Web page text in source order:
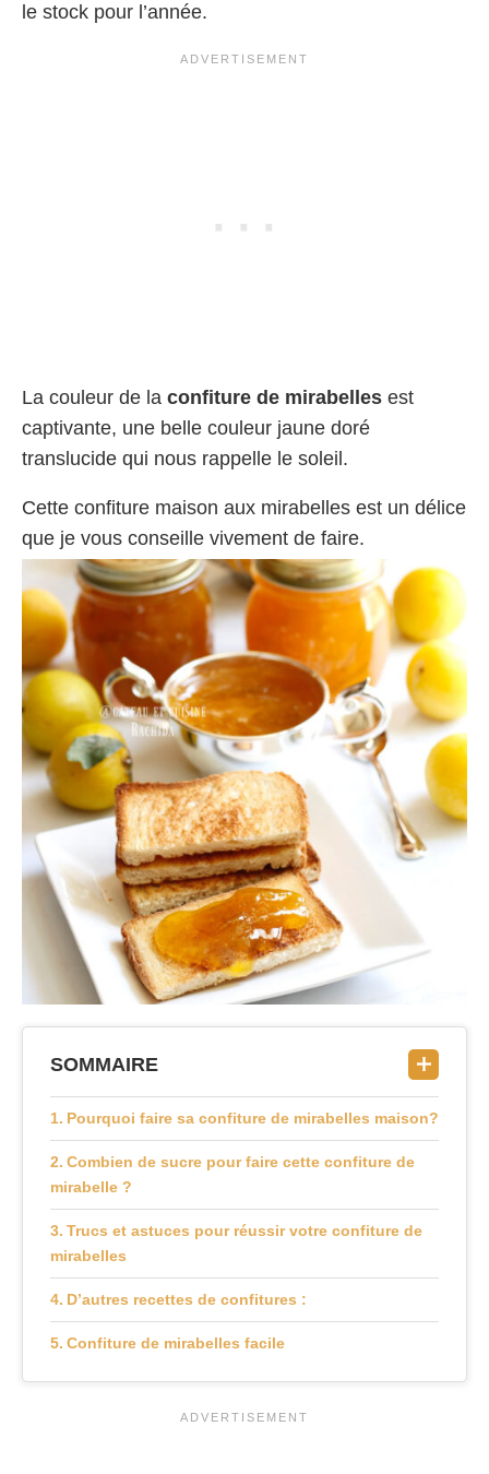
le stock pour l’année.
La couleur de la confiture de mirabelles est
captivante, une belle couleur jaune doré
translucide qui nous rappelle le soleil.
Cette confiture maison aux mirabelles est un délice
que je vous conseille vivement de faire.
SOMMAIRE
Pourquoi faire sa confiture de mirabelles maison?
Combien de sucre pour faire cette confiture de
mirabelle ?
Trucs et astuces pour réussir votre confiture de
mirabelles
D’autres recettes de confitures :
Confiture de mirabelles facile